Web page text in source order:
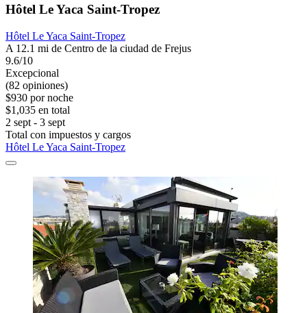
Hôtel Le Yaca Saint-Tropez
Hôtel Le Yaca Saint-Tropez
A 12.1 mi de Centro de la ciudad de Frejus
9.6/10
Excepcional
(82 opiniones)
$930 por noche
$1,035 en total
2 sept - 3 sept
Total con impuestos y cargos
Hôtel Le Yaca Saint-Tropez